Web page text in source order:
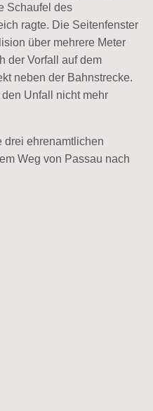
Schaufel des
ragte. Die Seitenfenster
über mehrere Meter
der Vorfall auf dem
neben der Bahnstrecke.
Unfall nicht mehr
drei ehrenamtlichen
Weg von Passau nach